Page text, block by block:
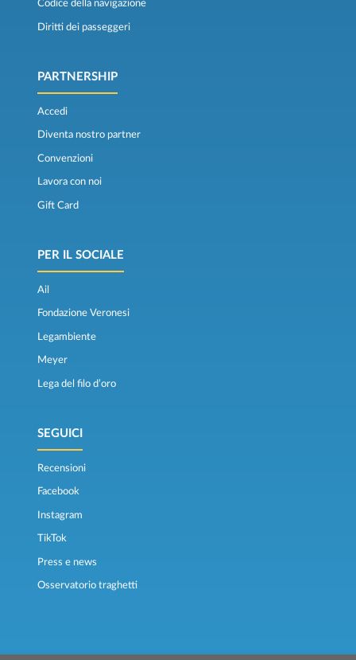
Codice della navigazione
Diritti dei passeggeri
PARTNERSHIP
Accedi
Diventa nostro partner
Convenzioni
Lavora con noi
Gift Card
PER IL SOCIALE
Ail
Fondazione Veronesi
Legambiente
Meyer
Lega del filo d’oro
SEGUICI
Recensioni
Facebook
Instagram
TikTok
Press e news
Osservatorio traghetti